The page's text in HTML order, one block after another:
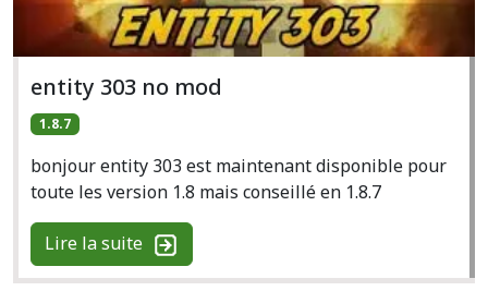
entity 303 no mod
1.8.7
bonjour entity 303 est maintenant disponible pour
toute les version 1.8 mais conseillé en 1.8.7
Lire la suite